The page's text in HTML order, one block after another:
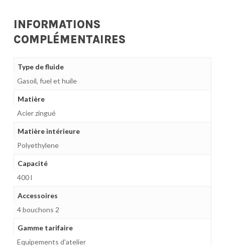
INFORMATIONS
COMPLÉMENTAIRES
Type de fluide
Gasoil, fuel et huile
Matière
Acier zingué
Matière intérieure
Polyethylene
Capacité
400 l
Accessoires
4 bouchons 2
Gamme tarifaire
Equipements d'atelier